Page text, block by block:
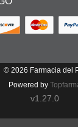
© 2026 Farmacia del
Powered by
v1.27.0